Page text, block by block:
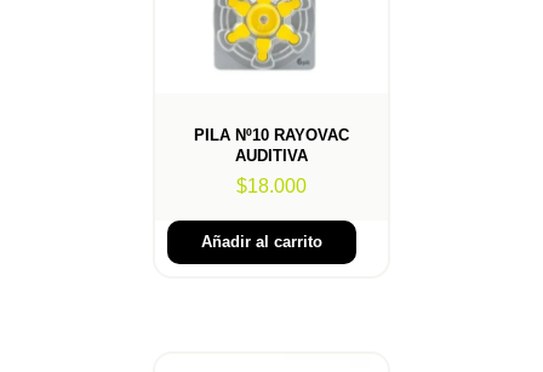
PILA Nº10 RAYOVAC
AUDITIVA
$18.000
Añadir al carrito